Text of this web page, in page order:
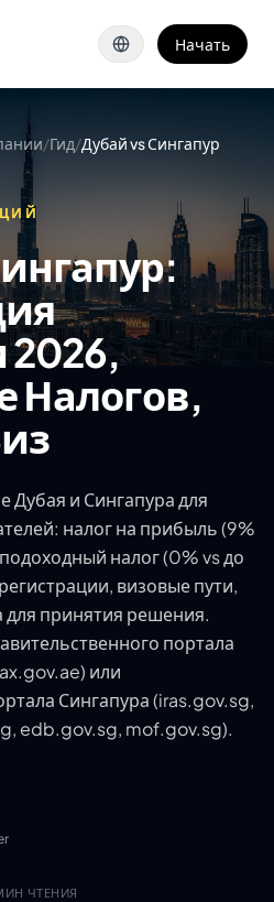
Начать
/Гид/Дубай vs Сингапур
Налогов,
Дубая и Сингапура для
налог на прибыль (9%
налог (0% vs до
визовые пути,
для принятия решения.
портала
или
Сингапура (iras.gov.sg,
edb.gov.sg, mof.gov.sg).
МИН ЧТЕНИЯ